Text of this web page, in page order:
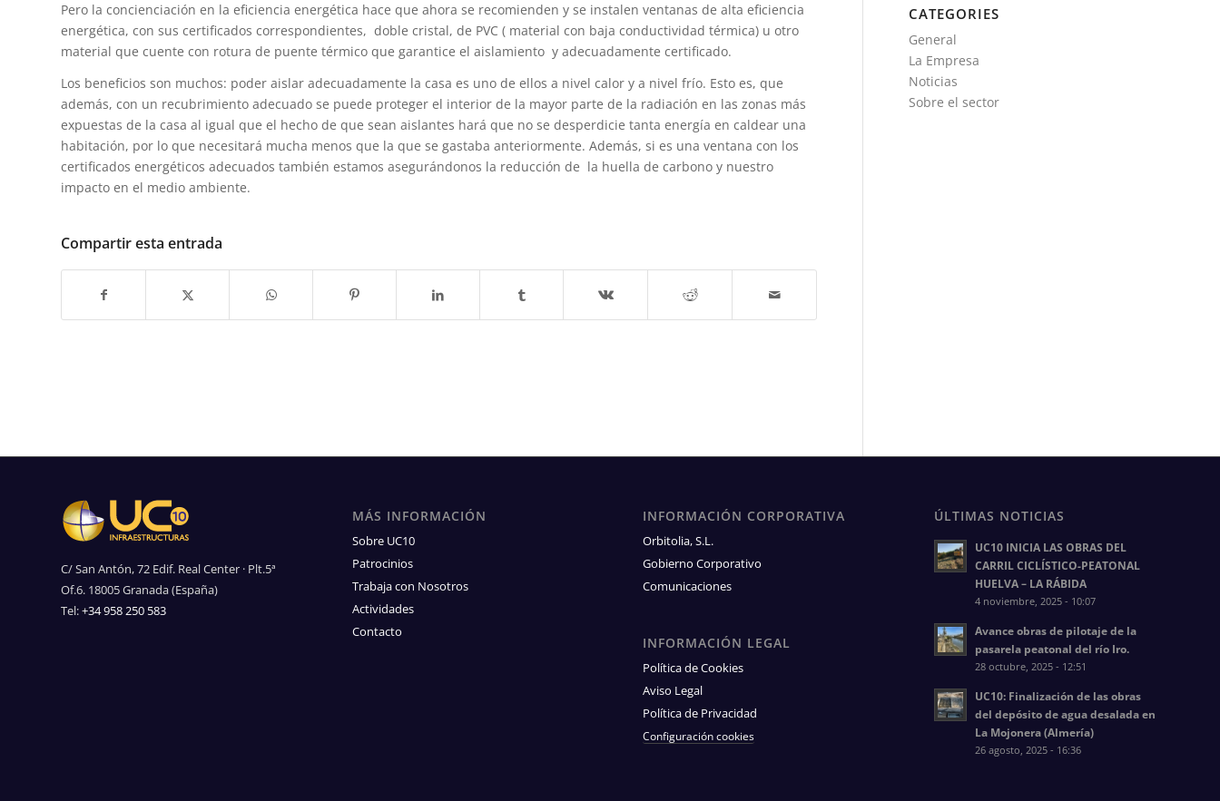
Pero la concienciación en la eficiencia energética hace que ahora se recomienden y se instalen ventanas de alta eficiencia
energética, con sus certificados correspondientes, doble cristal, de PVC ( material con baja conductividad térmica) u otro
material que cuente con rotura de puente térmico que garantice el aislamiento y adecuadamente certificado.
Los beneficios son muchos: poder aislar adecuadamente la casa es uno de ellos a nivel calor y a nivel frío. Esto es, que
además, con un recubrimiento adecuado se puede proteger el interior de la mayor parte de la radiación en las zonas más
expuestas de la casa al igual que el hecho de que sean aislantes hará que no se desperdicie tanta energía en caldear una
habitación, por lo que necesitará mucha menos que la que se gastaba anteriormente. Además, si es una ventana con los
certificados energéticos adecuados también estamos asegurándonos la reducción de la huella de carbono y nuestro
impacto en el medio ambiente.
Compartir esta entrada
CATEGORIES
General
La Empresa
Noticias
Sobre el sector
C/ San Antón, 72 Edif. Real Center · Plt.5ª
Of.6. 18005 Granada (España)
Tel:+34 958 250 583
MÁS INFORMACIÓN
Sobre UC10
Patrocinios
Trabaja con Nosotros
Actividades
Contacto
INFORMACIÓN CORPORATIVA
Orbitolia, S.L.
Gobierno Corporativo
Comunicaciones
INFORMACIÓN LEGAL
Política de Cookies
Aviso Legal
Política de Privacidad
Configuración cookies
ÚLTIMAS NOTICIAS
UC10 INICIA LAS OBRAS DEL
CARRIL CICLÍSTICO-PEATONAL
HUELVA – LA RÁBIDA
4 noviembre, 2025 - 10:07
Avance obras de pilotaje de la
pasarela peatonal del río Iro.
28 octubre, 2025 - 12:51
UC10: Finalización de las obras
del depósito de agua desalada en
La Mojonera (Almería)
26 agosto, 2025 - 16:36